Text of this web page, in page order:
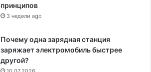
принципов
3 недели ago
Почему одна зарядная станция
заряжает электромобиль быстрее
другой?